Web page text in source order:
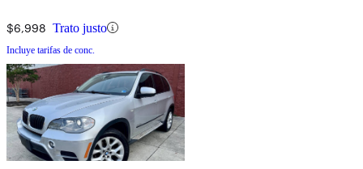
$6,998 Trato justo
Incluye tarifas de conc.